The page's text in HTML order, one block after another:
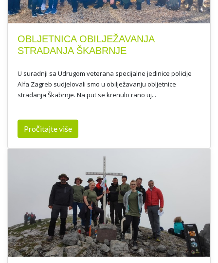
OBLJETNICA OBILJEŽAVANJA
STRADANJA ŠKABRNJE
U suradnji sa Udrugom veterana specijalne jedinice policije
Alfa Zagreb sudjelovali smo u obilježavanju obljetnice
stradanja Škabrnje. Na put se krenulo rano uj...
Pročitajte više